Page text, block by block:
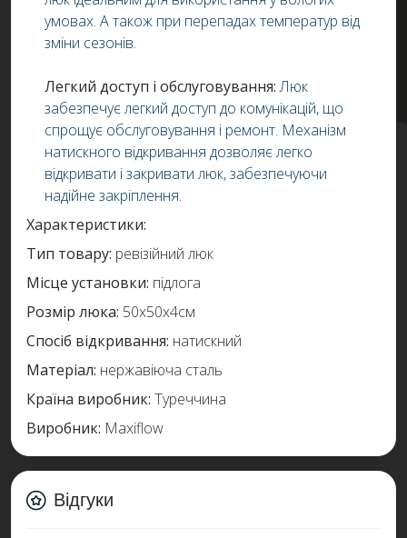
умовах. А також при перепадах температур від
зміни сезонів.
Легкий доступ і обслуговування:Люк
забезпечує легкий доступ до комунікацій, що
спрощує обслуговування і ремонт. Механізм
натискного відкривання дозволяє легко
відкривати і закривати люк, забезпечуючи
надійне закріплення.
Характеристики:
Тип товару: ревізійний люк
Місце установки: підлога
Розмір люка: 50х50х4см
Спосіб відкривання: натискний
Матеріал: нержавіюча сталь
Країна виробник: Туреччина
Виробник: Maxiflow
Відгуки